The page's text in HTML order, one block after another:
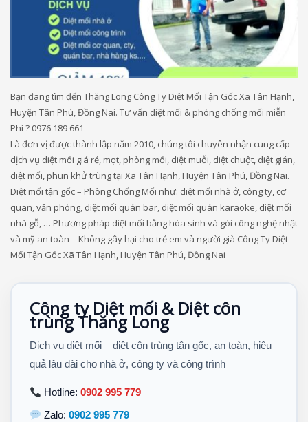
Bạn đang tìm đến Thăng Long Công Ty Diệt Mối Tận Gốc Xã Tân Hạnh,
Huyện Tân Phú, Đồng Nai. Tư vấn diệt mối & phòng chống mối miễn
Phí ? 0976 189 661
Là đơn vị được thành lập năm 2010, chúng tôi chuyên nhận cung cấp
dịch vụ diệt mối giá rẻ, mọt, phòng mối, diệt muỗi, diệt chuột, diệt gián,
diệt mối, phun khử trùng tại Xã Tân Hạnh, Huyện Tân Phú, Đồng Nai.
Diệt mối tận gốc – Phòng Chống Mối như: diệt mối nhà ở, công ty, cơ
quan, văn phòng, diệt mối quán bar, diệt mối quán karaoke, diệt mối
nhà gỗ, … Phương pháp diệt mối bằng hóa sinh và gói công nghệ nhật
và mỹ an toàn – Không gây hại cho trẻ em và người già Công Ty Diệt
Mối Tận Gốc Xã Tân Hạnh, Huyện Tân Phú, Đồng Nai
Công ty Diệt mối & Diệt côn
trùng Thăng Long
Dịch vụ diệt mối – diệt côn trùng tận gốc, an toàn, hiệu
quả lâu dài cho nhà ở, công ty và công trình
Hotline:0902 995 779
Zalo:0902 995 779